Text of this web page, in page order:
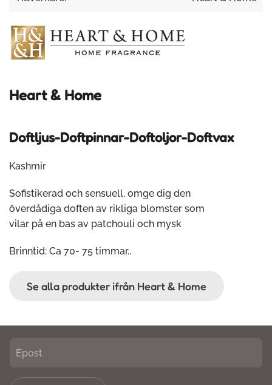
Heart & Home
Doftljus-Doftpinnar-Doftoljor-Doftvax
Kashmir
Sofistikerad och sensuell, omge dig den
överdådiga doften av rikliga blomster som
vilar på en bas av patchouli och mysk
Brinntid: Ca 70- 75 timmar..
Se alla produkter ifrån Heart & Home